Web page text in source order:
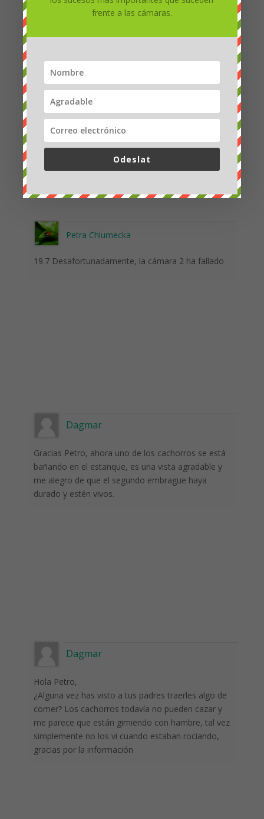
26.7 - 17:08 hermosa toma de E15 en una rama
Petra Chlumecka
19.7 Desafortunadamente, la cámara 2 ha fallado
Dagmar
Gracias Petro, ahora uno de los cachorros se está
bañando en el estanque, es una vista agradable y
me alegro de que el segundo embrague haya
durado y estén vivos.
Dagmar
Hola Petro,
¿Alguna vez has visto a tus padres traerles algo de
comer? Los cachorros todavía no pueden cazar y
me parece que están gimiendo con hambre, tal vez
simplemente no los vi cuando estaban rociando,
gracias por la información
frente a las cámaras.
Odeslat